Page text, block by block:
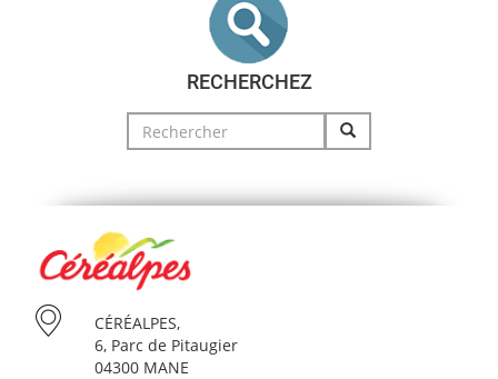
RECHERCHEZ
Search
for:
CÉRÉALPES,
6, Parc de Pitaugier
04300 MANE